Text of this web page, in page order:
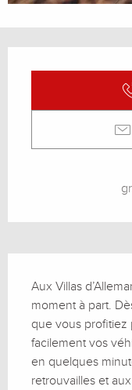
Aux Villas
moment à part.
que vous profitiez
facilement vos
en quelques
retrouvailles et